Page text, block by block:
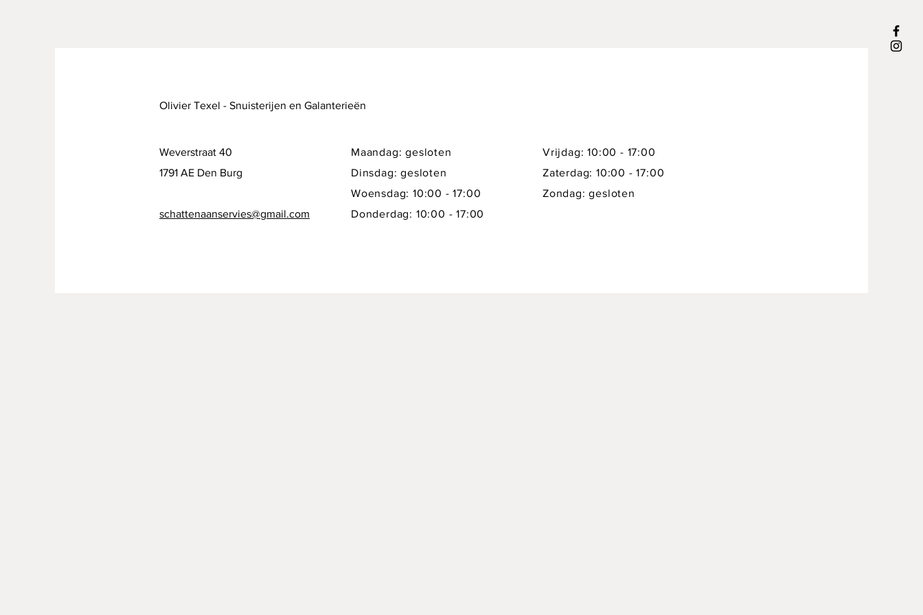
Olivier Texel - Snuisterijen en Galanterieën
Weverstraat 40
1791 AE Den Burg
schattenaanservies@gmail.com
Maandag: gesloten
Dinsdag: gesloten
Woensdag: 10:00 - 17:00
Donderdag: 10:00 - 17:00
Vrijdag: 10:00 - 17:00
Zaterdag: 10:00 - 17:00
Zondag: gesloten